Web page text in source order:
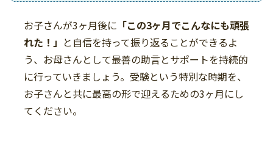
お子さんが3ヶ月後に 「この3ヶ月でこんなにも頑張
れた！」 と自信を持って振り返ることができるよ
う、お母さんとして最善の助言とサポートを持続的
に行っていきましょう。受験という特別な時期を、
お子さんと共に最高の形で迎えるための3ヶ月にし
てください。